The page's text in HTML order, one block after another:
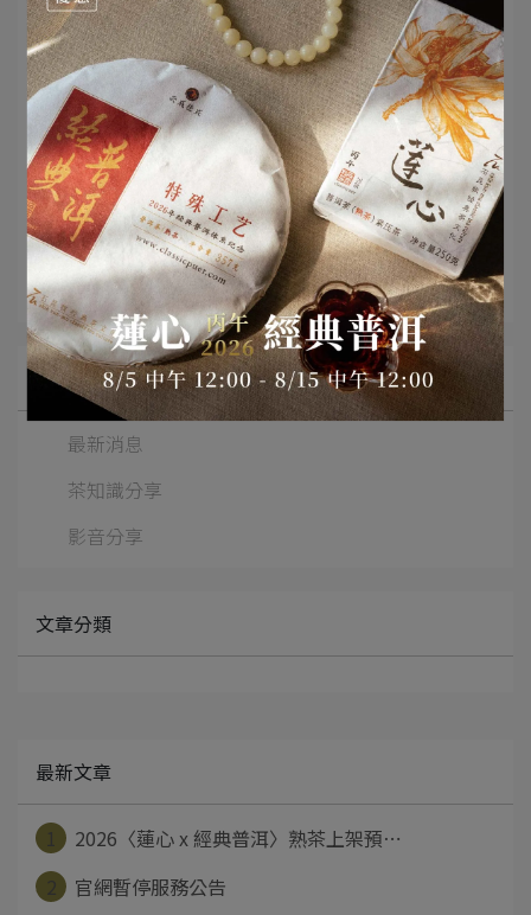
＊活動時間：04 / 09（三）中午12:00
＊活動結束：04 / 16（三）中午12:00
＊04 / 11（五）前〔套組〕訂單完成付款，即依所
訂購之套組內容贈送2025天下雲茶生茶樣8克 或
2025蓮心生茶樣。
所有文章主題
最新消息
茶知識分享
影音分享
文章分類
最新文章
2026〈蓮心 x 經典普洱〉熟茶上架預⋯
官網暫停服務公告